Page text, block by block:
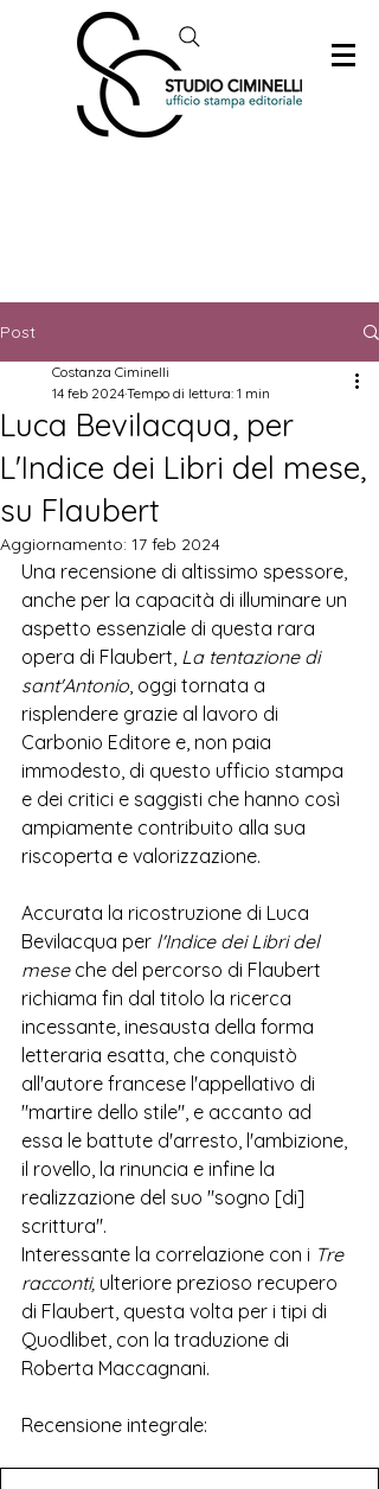
Post
Luca Bevilacqua, per
L'Indice dei Libri del mese,
su Flaubert
Costanza Ciminelli
14 feb 2024Tempo di lettura: 1 min
Aggiornamento: 17 feb 2024
Una recensione di altissimo spessore,
anche per la capacità di illuminare un
aspetto essenziale di questa rara
opera di Flaubert, La tentazione di
sant'Antonio, oggi tornata a
risplendere grazie al lavoro di
Carbonio Editore e, non paia
immodesto, di questo ufficio stampa
e dei critici e saggisti che hanno così
ampiamente contribuito alla sua
riscoperta e valorizzazione.
Accurata la ricostruzione di Luca
Bevilacqua per l'Indice dei Libri del
mese che del percorso di Flaubert
richiama fin dal titolo la ricerca
incessante, inesausta della forma
letteraria esatta, che conquistò
all'autore francese l'appellativo di
"martire dello stile", e accanto ad
essa le battute d'arresto, l'ambizione,
il rovello, la rinuncia e infine la
realizzazione del suo "sogno [di]
scrittura".
Interessante la correlazione con i Tre
racconti, ulteriore prezioso recupero
di Flaubert, questa volta per i tipi di
Quodlibet, con la traduzione di
Roberta Maccagnani.
Recensione integrale: